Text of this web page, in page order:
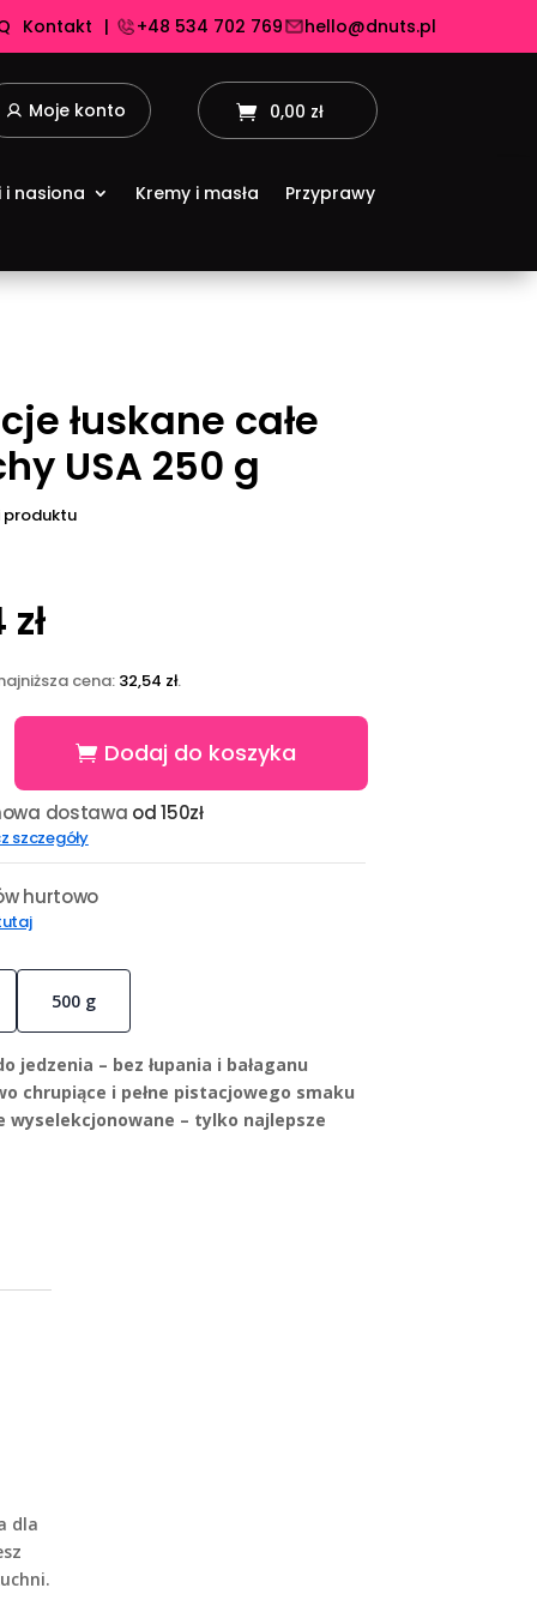
Kontakt | +48 534 702 769 hello@dnuts.pl
Moje konto 0,00 zł
i nasiona Kremy i masła
Przyprawy
łuskane całe
USA 250 g
produktu
zł
cena: 32,54 zł.
Dodaj do koszyka
dostawa od 150zł
szczegóły
hurtowo
500 g
jedzenia – bez łupania i bałaganu
chrupiące i pełne pistacjowego smaku
wyselekcjonowane – tylko najlepsze
dla